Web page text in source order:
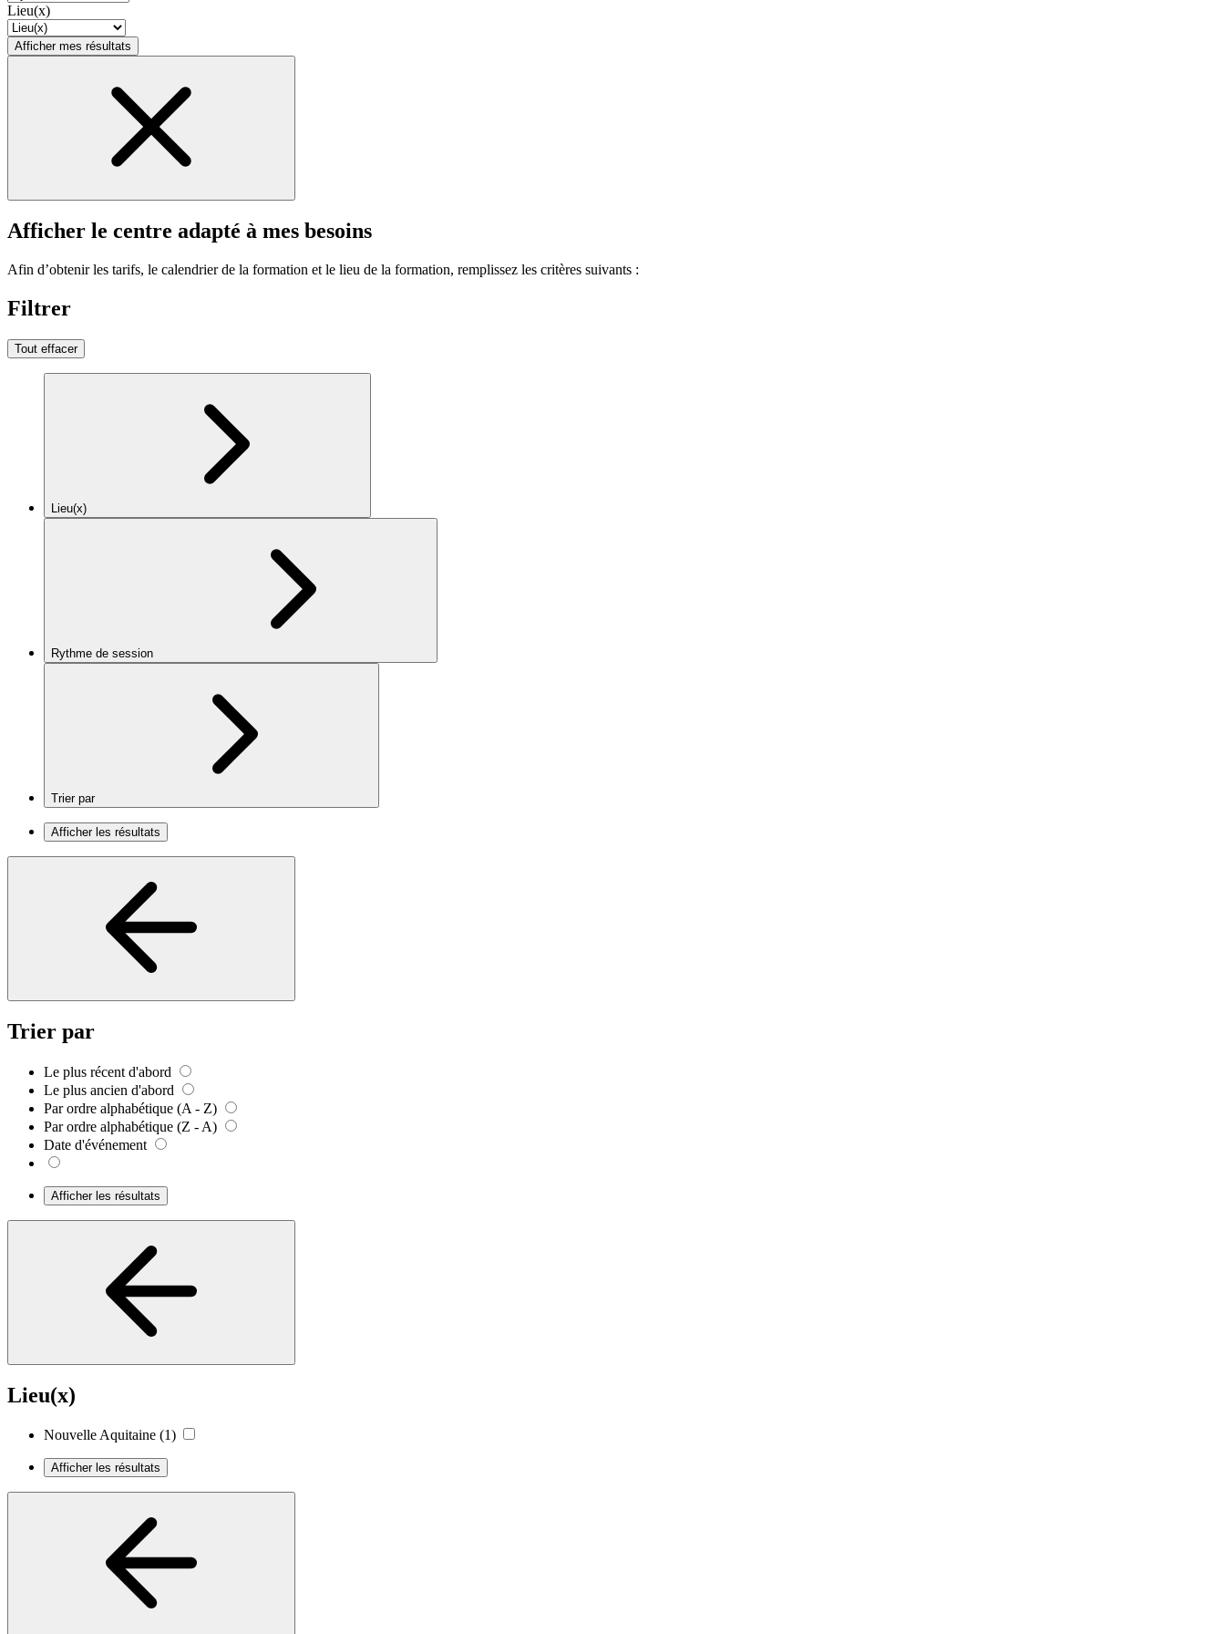
Lieu(x)
Afficher mes résultats
Afficher le centre adapté à mes besoins
Afin d’obtenir les tarifs, le calendrier de la formation et le lieu de la formation, remplissez les critères suivants :
Filtrer
Tout effacer
Lieu(x)
Rythme de session
Trier par
Afficher les résultats
Trier par
Le plus récent d'abord
Le plus ancien d'abord
Par ordre alphabétique (A - Z)
Par ordre alphabétique (Z - A)
Date d'événement
Afficher les résultats
Lieu(x)
Nouvelle Aquitaine (1)
Afficher les résultats